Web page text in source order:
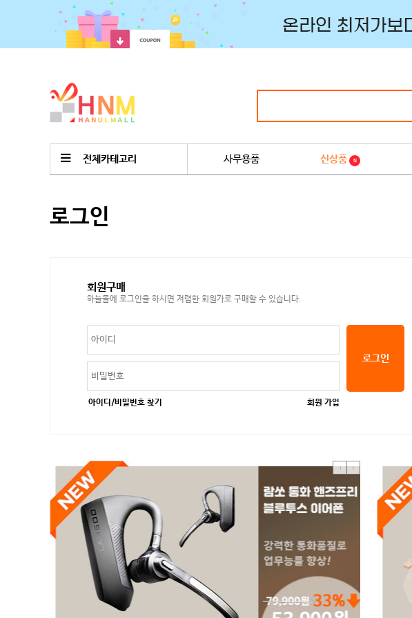
전체카테고리 사무용품 신상품 N
로그인
회원구매
하늘몰에 로그인을 하시면 저렴한 회원가로 구매할 수 있습니다.
아이디/비밀번호 찾기 회원 가입
< >